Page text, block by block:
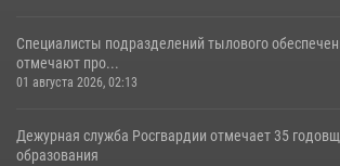
Специалисты подразделений тылового
отмечают про...
01 августа 2026, 02:13
Дежурная служба Росгвардии отмечает 35
образования